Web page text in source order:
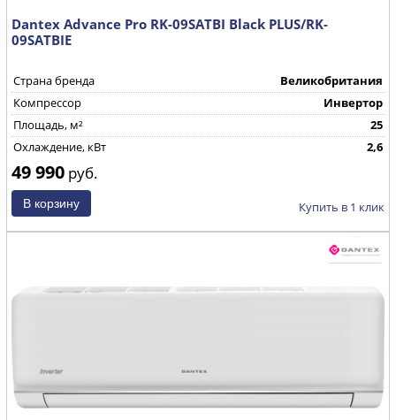
Dantex Advance Pro RK-09SATBI Black PLUS/RK-
09SATBIE
Страна бренда
Великобритания
Компрессор
Инвертор
Площадь, м²
25
Охлаждение, кВт
2,6
49 990 руб.
Купить в 1 клик